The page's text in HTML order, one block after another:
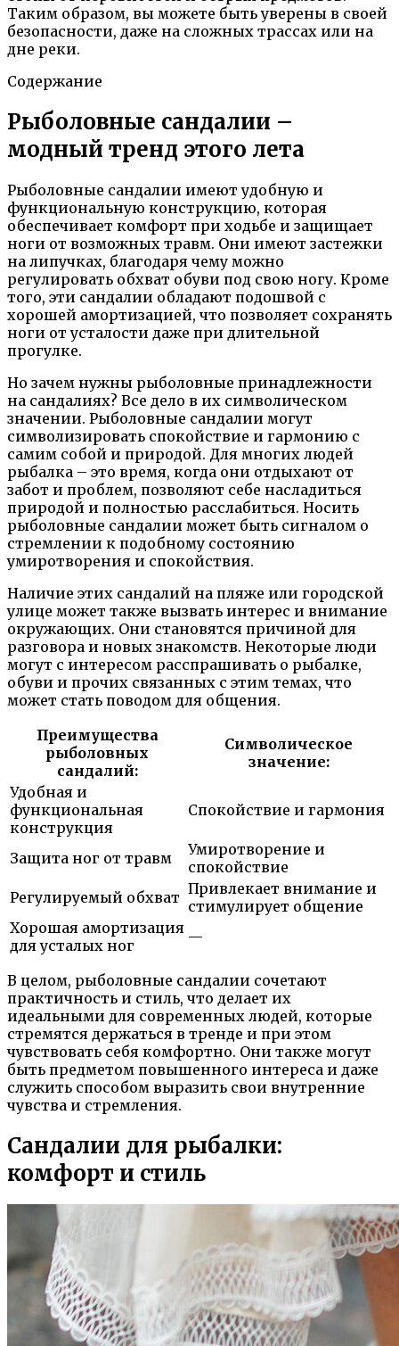
Таким образом, вы можете быть уверены в своей
безопасности, даже на сложных трассах или на
дне реки.
Содержание
Рыболовные сандалии –
модный тренд этого лета
Рыболовные сандалии имеют удобную и
функциональную конструкцию, которая
обеспечивает комфорт при ходьбе и защищает
ноги от возможных травм. Они имеют застежки
на липучках, благодаря чему можно
регулировать обхват обуви под свою ногу. Кроме
того, эти сандалии обладают подошвой с
хорошей амортизацией, что позволяет сохранять
ноги от усталости даже при длительной
прогулке.
Но зачем нужны рыболовные принадлежности
на сандалиях? Все дело в их символическом
значении. Рыболовные сандалии могут
символизировать спокойствие и гармонию с
самим собой и природой. Для многих людей
рыбалка – это время, когда они отдыхают от
забот и проблем, позволяют себе насладиться
природой и полностью расслабиться. Носить
рыболовные сандалии может быть сигналом о
стремлении к подобному состоянию
умиротворения и спокойствия.
Наличие этих сандалий на пляже или городской
улице может также вызвать интерес и внимание
окружающих. Они становятся причиной для
разговора и новых знакомств. Некоторые люди
могут с интересом расспрашивать о рыбалке,
обуви и прочих связанных с этим темах, что
может стать поводом для общения.
Преимущества
рыболовных
сандалий:
Символическое
значение:
Удобная и
функциональная
конструкция
Спокойствие и гармония
Защита ног от травм
Умиротворение и
спокойствие
Регулируемый обхват Привлекает внимание и
стимулирует общение
Хорошая амортизация
для усталых ног
—
В целом, рыболовные сандалии сочетают
практичность и стиль, что делает их
идеальными для современных людей, которые
стремятся держаться в тренде и при этом
чувствовать себя комфортно. Они также могут
быть предметом повышенного интереса и даже
служить способом выразить свои внутренние
чувства и стремления.
Сандалии для рыбалки:
комфорт и стиль